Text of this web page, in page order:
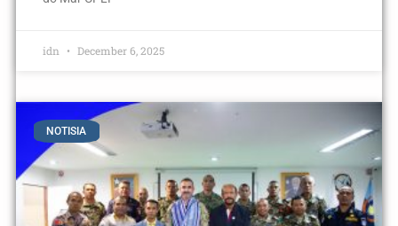
idn December 6, 2025
NOTISIA